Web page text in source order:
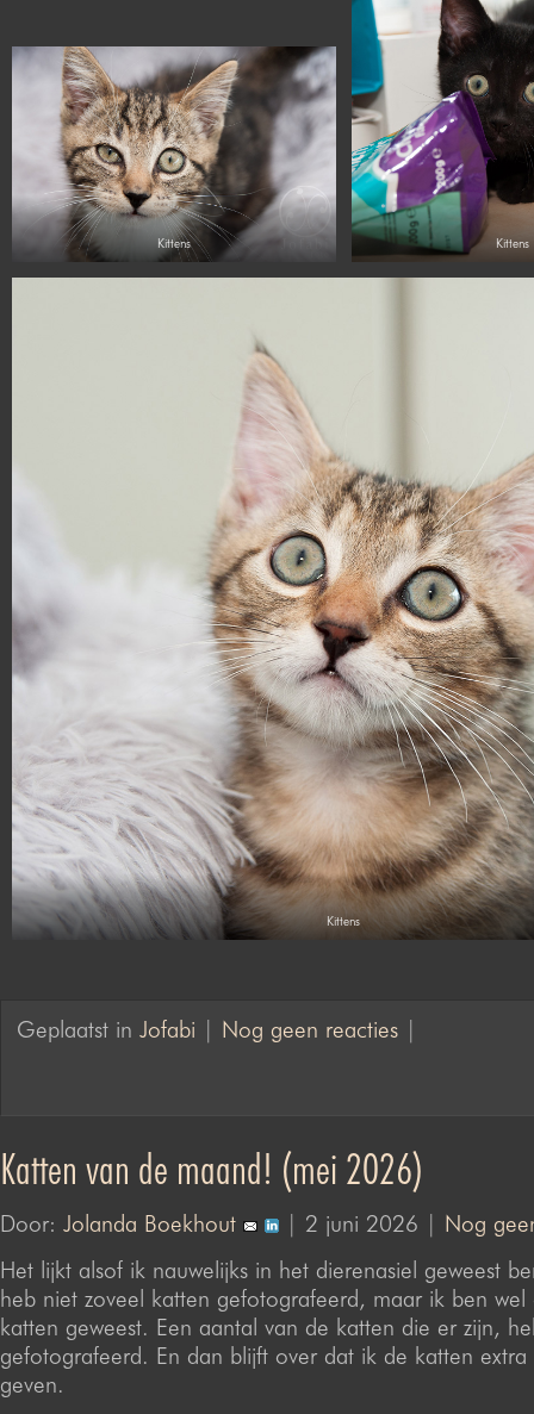
Kittens Kittens
Kittens
Geplaatst in Jofabi Nog geen reacties
Katten van de maand! (mei 2026)
Door: Jolanda Boekhout | 2 juni 2026 | Nog
Het lijkt alsof ik nauwelijks in het dierenasiel geweest
heb niet zoveel katten gefotografeerd, maar ik ben wel
katten geweest. Een aantal van de katten die er zijn,
gefotografeerd. En dan blijft over dat ik de katten
geven.